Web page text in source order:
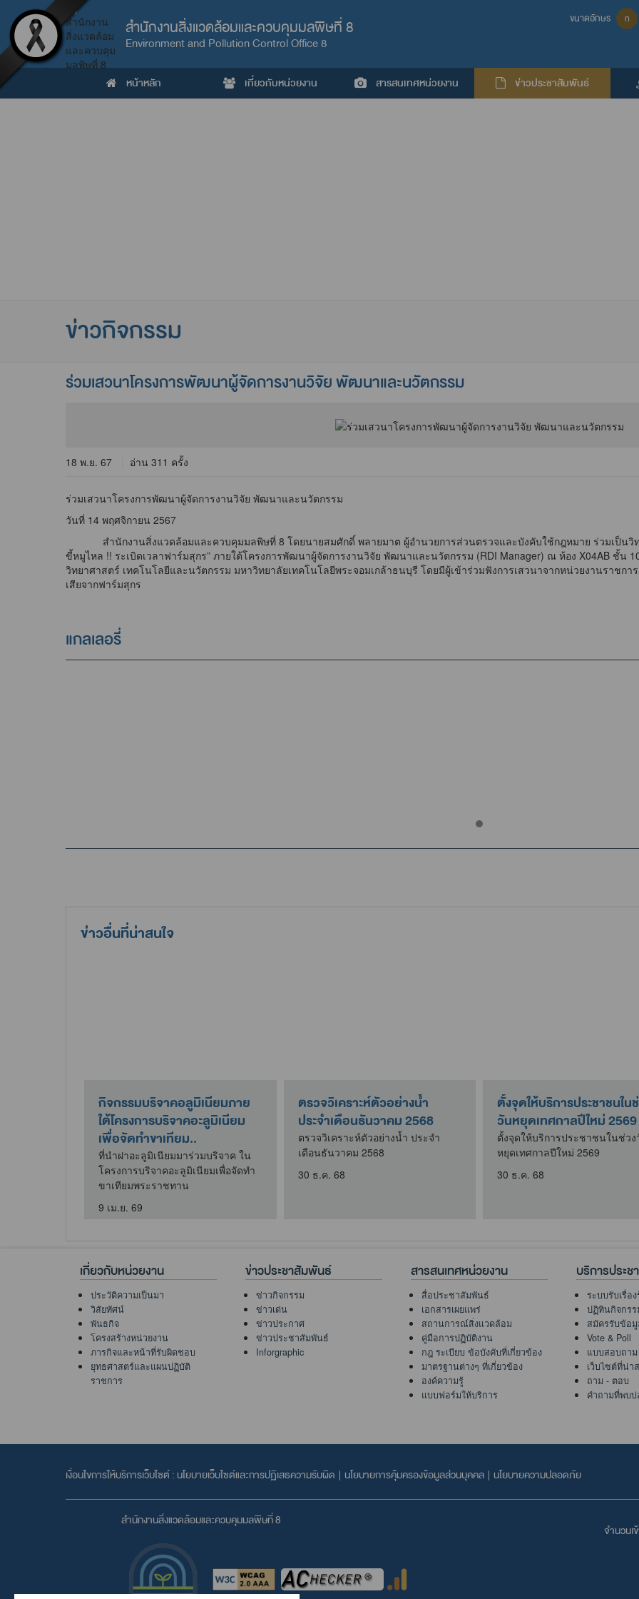
สำนักงานสิ่งแวดล้อมและควบคุมมลพิษที่ 8
Environment and Pollution Control Office 8
ขนาดอักษร ก
หน้าหลัก เกี่ยวกับหน่วยงาน สารสนเทศหน่วยงาน ข่าวประชาสัมพันธ์
ข่าวกิจกรรม
ร่วมเสวนาโครงการพัฒนาผู้จัดการงานวิจัย พัฒนาและนวัตกรรม
18 พ.ย. 67 อ่าน 311 ครั้ง
ร่วมเสวนาโครงการพัฒนาผู้จัดการงานวิจัย พัฒนาและนวัตกรรม
วันที่ 14 พฤศจิกายน 2567
สำนักงานสิ่งแวดล้อมและควบคุมมลพิษที่ 8 โดยนายสมศักดิ์ พลายมาต ผู้อำนวยการส่วนตรวจและบังคับใช้กฎหมาย ร่วมเป็นวิทย
ขี้หมูไหล !! ระเบิดเวลาฟาร์มสุกร” ภายใต้โครงการพัฒนาผู้จัดการงานวิจัย พัฒนาและนวัตกรรม (RDI Manager) ณ ห้อง X04AB ชั้น
วิทยาศาสตร์ เทคโนโลยีและนวัตกรรม มหาวิทยาลัยเทคโนโลยีพระจอมเกล้าธนบุรี โดยมีผู้เข้าร่วมฟังการเสวนาจากหน่วยงานราชก
เสียจากฟาร์มสุกร
แกลเลอรี่
ข่าวอื่นที่น่าสนใจ
กิจกรรมบริจาคอลูมิเนียมภาย
ใต้โครงการบริจาคอะลูมิเนียม
เพื่อจัดทำขาเทียม..
ที่นำฝาอะลูมิเนียมมาร่วมบริจาค ใน
โครงการบริจาคอะลูมิเนียมเพื่อจัดทำ
ขาเทียมพระราชทาน
9 เม.ย. 69
ตรวจวิเคราะห์ตัวอย่างน้ำ
ประจำเดือนธันวาคม 2568
ตรวจวิเคราะห์ตัวอย่างน้ำ ประจำ
เดือนธันวาคม 2568
30 ธ.ค. 68
ตั้งจุดให้บริการประชาชนใน
วันหยุดเทศกาลปีใหม่ 2569
ตั้งจุดให้บริการประชาชนในช่วง
หยุดเทศกาลปีใหม่ 2569
30 ธ.ค. 68
เกี่ยวกับหน่วยงาน
ประวัติความเป็นมา
วิสัยทัศน์
พันธกิจ
โครงสร้างหน่วยงาน
ภารกิจและหน้าที่รับผิดชอบ
ยุทธศาสตร์และแผนปฏิบัติ
ราชการ
ข่าวประชาสัมพันธ์
ข่าวกิจกรรม
ข่าวเด่น
ข่าวประกาศ
ข่าวประชาสัมพันธ์
Inforgraphic
สารสนเทศหน่วยงาน
สื่อประชาสัมพันธ์
เอกสารเผยแพร่
สถานการณ์สิ่งแวดล้อม
คู่มือการปฏิบัติงาน
กฎ ระเบียบ ข้อบังคับที่เกี่ยวข้อง
มาตรฐานต่างๆ ที่เกี่ยวข้อง
องค์ความรู้
แบบฟอร์มให้บริการ
บริการประช
ระบบรับเรื่อ
ปฏิทินกิจกรร
สมัครรับข้อ
Vote & Poll
แบบสอบถาม
เว็บไซต์ที่น่า
ถาม - ตอบ
คำถามที่พบบ่
เงื่อนไขการให้บริการเว็บไซต์ : นโยบายเว็บไซต์และการปฏิเสธความรับผิด | นโยบายการคุ้มครองข้อมูลส่วนบุคคล | นโยบายความปลอดภัย
สำนักงานสิ่งแวดล้อมและควบคุมมลพิษที่ 8
จำนวนเ